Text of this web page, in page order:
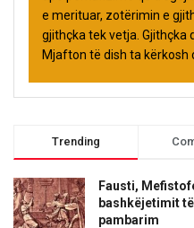
e merituar, zotërimin e
gjithçka tek vetja. Gjithçka
Mjafton të dish ta kërkosh
Trending
Fausti,
bashkëjetimit
pambarim